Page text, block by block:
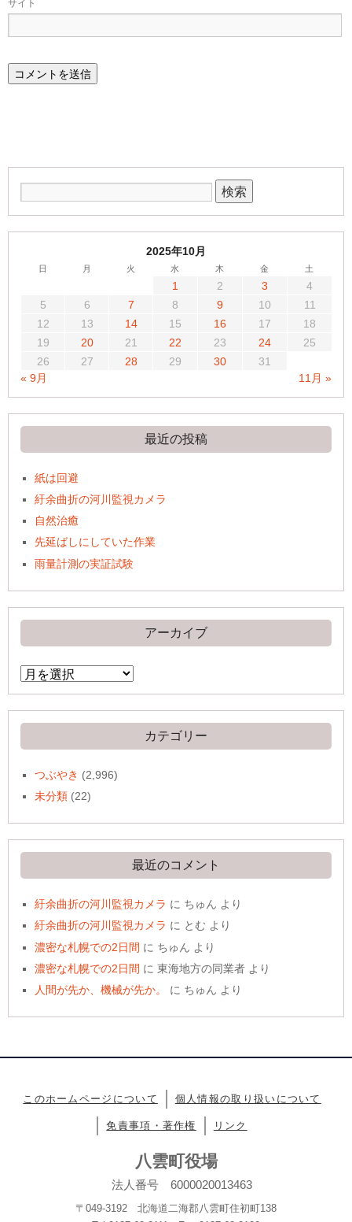
サイト
2025年10月
日 月 火 水 木 金 土
1 2 3
4
5
6 7 8 9 10
11
12
13 14 15 16 17
18
19
20 21 22 23 24
25
26
27 28 29 30
31
« 9月
11月 »
最近の投稿
紙は回避
紆余曲折の河川監視カメラ
自然治癒
先延ばしにしていた作業
雨量計測の実証試験
アーカイブ
ア
ー
イ
ブ
カテゴリー
つぶやき (2,996)
未分類 (22)
最近のコメント
紆余曲折の河川監視カメラ に ちゅん より
紆余曲折の河川監視カメラ に とむ より
濃密な札幌での2日間 に ちゅん より
濃密な札幌での2日間 に東海地方の同業者 より
人間が先か、機械が先か。
に ちゅん より
このホームページについて 個人情報の取り扱いについて
免責事項・著作権 リンク
八雲町役場
法人番号 6000020013463
〒049-3192 北海道二海郡八雲町住初町138